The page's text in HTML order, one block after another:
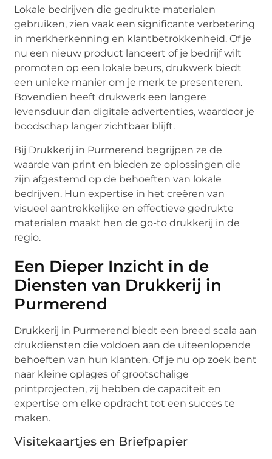
Lokale bedrijven die gedrukte materialen
gebruiken, zien vaak een significante verbetering
in merkherkenning en klantbetrokkenheid. Of je
nu een nieuw product lanceert of je bedrijf wilt
promoten op een lokale beurs, drukwerk biedt
een unieke manier om je merk te presenteren.
Bovendien heeft drukwerk een langere
levensduur dan digitale advertenties, waardoor je
boodschap langer zichtbaar blijft.
Bij Drukkerij in Purmerend begrijpen ze de
waarde van print en bieden ze oplossingen die
zijn afgestemd op de behoeften van lokale
bedrijven. Hun expertise in het creëren van
visueel aantrekkelijke en effectieve gedrukte
materialen maakt hen de go-to drukkerij in de
regio.
Een Dieper Inzicht in de
Diensten van Drukkerij in
Purmerend
Drukkerij in Purmerend biedt een breed scala aan
drukdiensten die voldoen aan de uiteenlopende
behoeften van hun klanten. Of je nu op zoek bent
naar kleine oplages of grootschalige
printprojecten, zij hebben de capaciteit en
expertise om elke opdracht tot een succes te
maken.
Visitekaartjes en Briefpapier